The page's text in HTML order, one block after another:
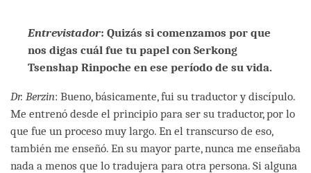
Entrevistador: Quizás si comenzamos por que
nos digas cuál fue tu papel con Serkong
Tsenshap Rinpoche en ese período de su vida.
Dr. Berzin: Bueno, básicamente, fui su traductor y discípulo.
Me entrenó desde el principio para ser su traductor, por lo
que fue un proceso muy largo. En el transcurso de eso,
también me enseñó. En su mayor parte, nunca me enseñaba
nada a menos que lo tradujera para otra persona. Si alguna